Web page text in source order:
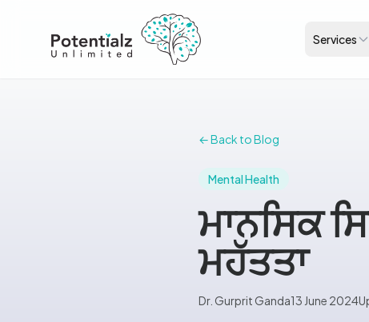
Services
← Back to Blog
Mental Health
ਮਾਨਸਿਕ
ਮਹੱਤਤਾ
Dr. Gurprit Ganda13 June 2024